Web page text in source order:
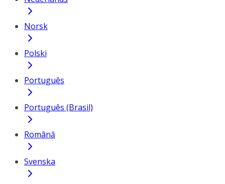
Norsk
Polski
Português
Português (Brasil)
Română
Svenska